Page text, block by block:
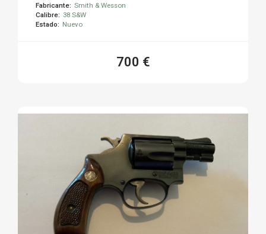
Fabricante: Smith & Wesson
Calibre: 38 S&W
Estado: Nuevo
700 €